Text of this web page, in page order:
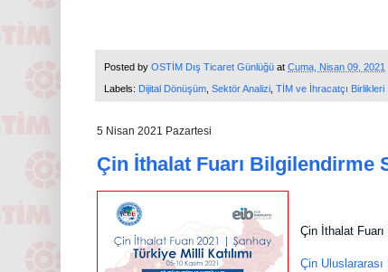
Posted by OSTİM Dış Ticaret Günlüğü at Cuma, Nisan 09, 2021
Labels: Dijital Dönüşüm Sektör Analizi TİM ve İhracatçı Birlikleri
5 Nisan 2021 Pazartesi
Çin İthalat Fuarı Bilgilendirme
Çin İthalat
Çin